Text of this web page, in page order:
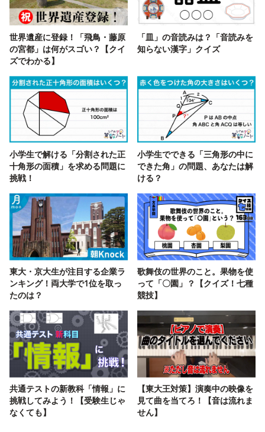
世界遺産に登録！「飛鳥・藤原
の宮都」は何がスゴい？【クイ
ズでわかる】
「皿」の音読みは？「音読みを
知らない漢字」クイズ
小学生で解ける「分割された正
十角形の面積」を求める問題に
挑戦！
小学生でできる「三角形の中に
できた角」の問題、あなたは解
ける？
東大・京大生が注目する企業ラ
ンキング！両大学で1位を取っ
たのは？
歌舞伎の世界のこと。果物を使
って「〇園」？【クイズ！七種
競技】
共通テストの新教科「情報」に
挑戦してみよう！【受験生じゃ
なくても】
【東大王対策】演奏中の映像を
見て曲を当てろ！【音は流れま
せん】